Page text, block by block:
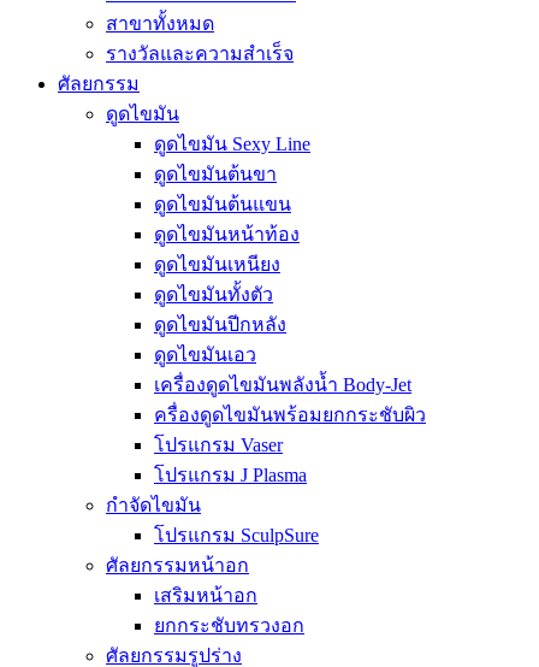
สาขาทั้งหมด
รางวัลและความสำเร็จ
ศัลยกรรม
ดูดไขมัน
ดูดไขมัน Sexy Line
ดูดไขมันต้นขา
ดูดไขมันต้นแขน
ดูดไขมันหน้าท้อง
ดูดไขมันเหนียง
ดูดไขมันทั้งตัว
ดูดไขมันปีกหลัง
ดูดไขมันเอว
เครื่องดูดไขมันพลังน้ำ Body-Jet
ครื่องดูดไขมันพร้อมยกกระชับผิว
โปรแกรม Vaser
โปรแกรม J Plasma
กำจัดไขมัน
โปรแกรม SculpSure
ศัลยกรรมหน้าอก
เสริมหน้าอก
ยกกระชับทรวงอก
ศัลยกรรมรูปร่าง